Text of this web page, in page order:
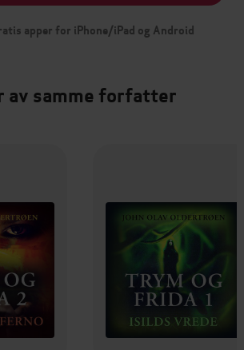
apper for iPhone/iPad og Android
av samme forfatter